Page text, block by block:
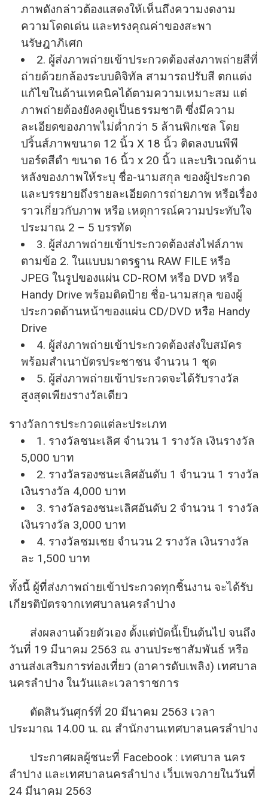
ภาพดังกล่าวต้องแสดงให้เห็นถึงความงดงาม
ความโดดเด่น และทรงคุณค่าของสะพา
นรัษฎาภิเศก
2. ผู้ส่งภาพถ่ายเข้าประกวดต้องส่งภาพถ่ายสีที่
ถ่ายด้วยกล้องระบบดิจิทัล สามารถปรับสี ตกแต่ง
แก้ไขในด้านเทคนิคได้ตามความเหมาะสม แต่
ภาพถ่ายต้องยังคงดูเป็นธรรมชาติ ซึ่งมีความ
ละเอียดของภาพไม่ต่ำกว่า 5 ล้านพิกเซล โดย
ปริ้นส์ภาพขนาด 12 นิ้ว X 18 นิ้ว ติดลงบนพีพี
บอร์ดสีดำ ขนาด 16 นิ้ว x 20 นิ้ว และบริเวณด้าน
หลังของภาพให้ระบุ ชื่อ-นามสกุล ของผู้ประกวด
และบรรยายถึงรายละเอียดการถ่ายภาพ หรือเรื่อง
ราวเกี่ยวกับภาพ หรือ เหตุการณ์ความประทับใจ
ประมาณ 2 – 5 บรรทัด
3. ผู้ส่งภาพถ่ายเข้าประกวดต้องส่งไฟล์ภาพ
ตามข้อ 2. ในแบบมาตรฐาน RAW FILE หรือ
JPEG ในรูปของแผ่น CD-ROM หรือ DVD หรือ
Handy Drive พร้อมติดป้าย ชื่อ-นามสกุล ของผู้
ประกวดด้านหน้าของแผ่น CD/DVD หรือ Handy
Drive
4. ผู้ส่งภาพถ่ายเข้าประกวดต้องส่งใบสมัคร
พร้อมสำเนาบัตรประชาชน จำนวน 1 ชุด
5. ผู้ส่งภาพถ่ายเข้าประกวดจะได้รับรางวัล
สูงสุดเพียงรางวัลเดียว
รางวัลการประกวดแต่ละประเภท
1. รางวัลชนะเลิศ จำนวน 1 รางวัล เงินรางวัล
5,000 บาท
2. รางวัลรองชนะเลิศอันดับ 1 จำนวน 1 รางวัล
เงินรางวัล 4,000 บาท
3. รางวัลรองชนะเลิศอันดับ 2 จำนวน 1 รางวัล
เงินรางวัล 3,000 บาท
4. รางวัลชมเชย จำนวน 2 รางวัล เงินรางวัล
ละ 1,500 บาท
ทั้งนี้ ผู้ที่ส่งภาพถ่ายเข้าประกวดทุกชิ้นงาน จะได้รับ
เกียรติบัตรจากเทศบาลนครลำปาง
ส่งผลงานด้วยตัวเอง ตั้งแต่บัดนี้เป็นต้นไป จนถึง
วันที่ 19 มีนาคม 2563 ณ งานประชาสัมพันธ์ หรือ
งานส่งเสริมการท่องเที่ยว (อาคารดับเพลิง) เทศบาล
นครลำปาง ในวันและเวลาราชการ
ตัดสินวันศุกร์ที่ 20 มีนาคม 2563 เวลา
ประมาณ 14.00 น. ณ สำนักงานเทศบาลนครลำปาง
ประกาศผลผู้ชนะที่ Facebook : เทศบาล นคร
ลำปาง และเทศบาลนครลำปาง เว็บเพจภายในวันที่
24 มีนาคม 2563